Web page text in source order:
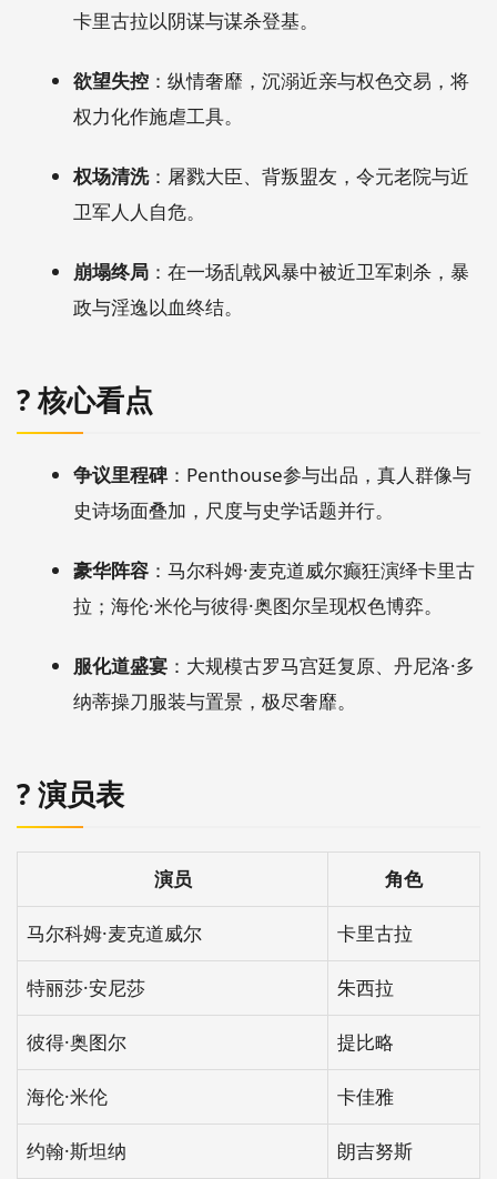
卡里古拉以阴谋与谋杀登基。
欲望失控 ：纵情奢靡，沉溺近亲与权色交易，将
权力化作施虐工具。
权场清洗：屠戮大臣、背叛盟友，令元老院与近
卫军人人自危。
崩塌终局 ：在一场乱戟风暴中被近卫军刺杀，暴
政与淫逸以血终结。
?️ 核心看点
争议里程碑：Penthouse参与出品，真人群像与
史诗场面叠加，尺度与史学话题并行。
豪华阵容 ：马尔科姆·麦克道威尔癫狂演绎卡里古
拉；海伦·米伦与彼得·奥图尔呈现权色博弈。
服化道盛宴 ：大规模古罗马宫廷复原、丹尼洛·多
纳蒂操刀服装与置景，极尽奢靡。
? 演员表
演员 角色
马尔科姆·麦克道威尔 卡里古拉
特丽莎·安尼莎 朱西拉
彼得·奥图尔 提比略
海伦·米伦 卡佳雅
约翰·斯坦纳 朗吉努斯